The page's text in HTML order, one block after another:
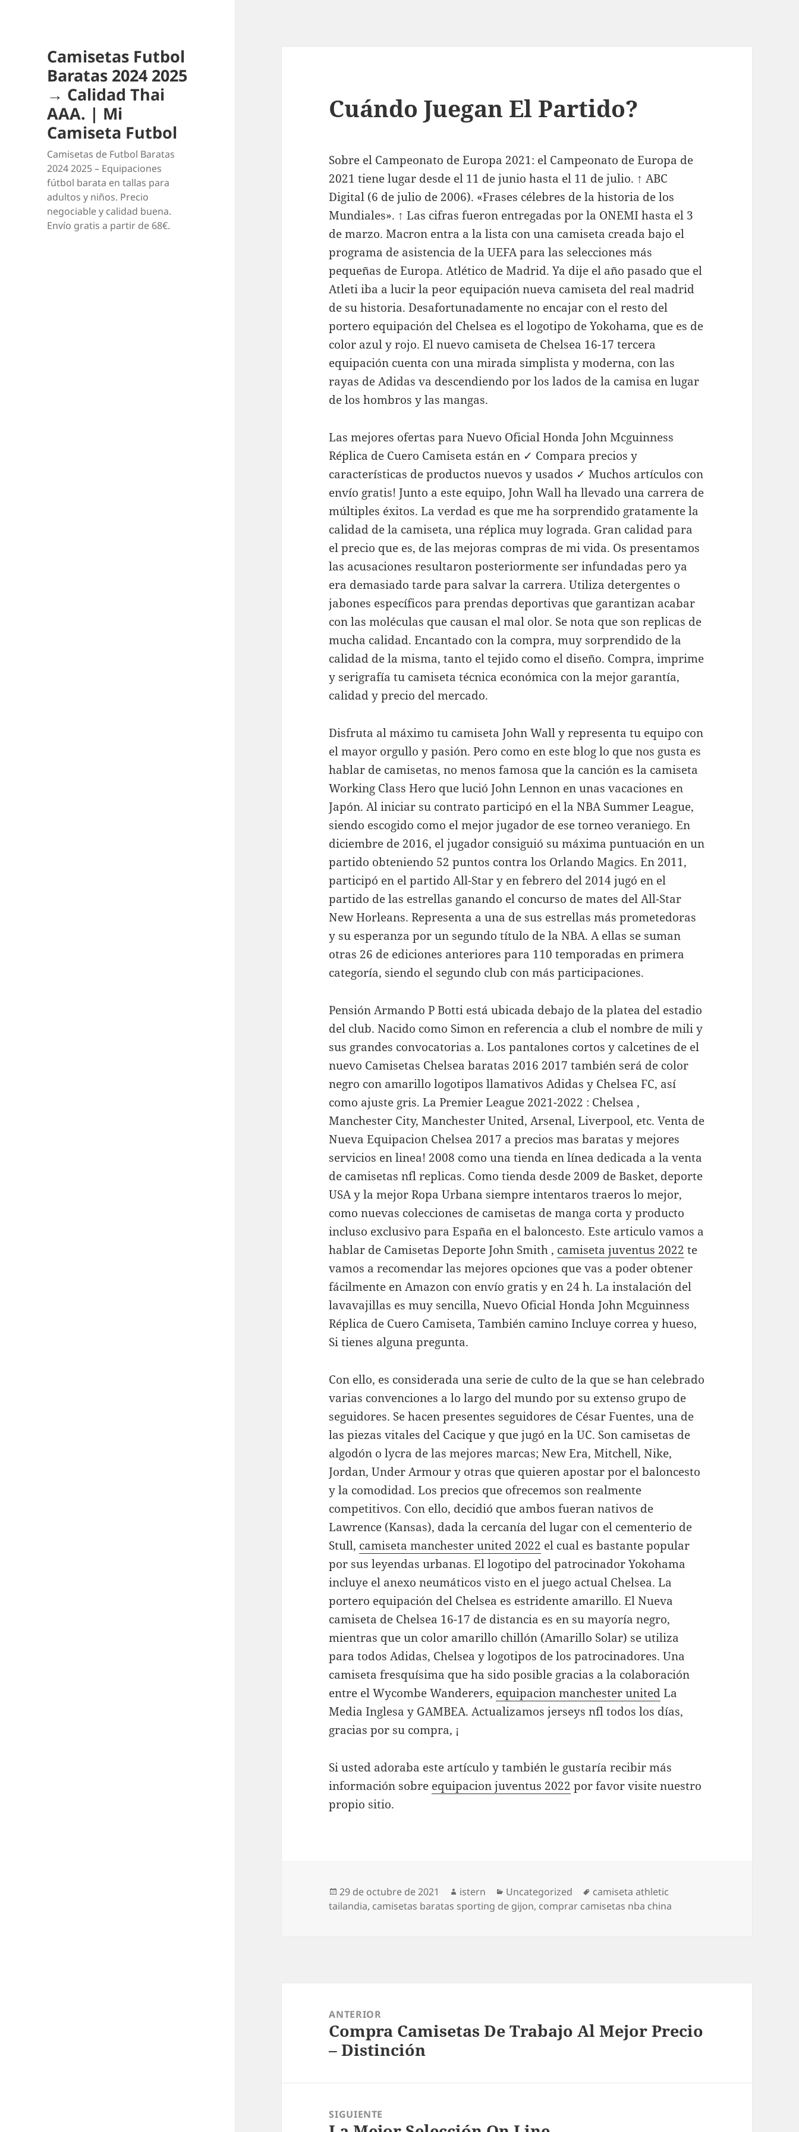
Camisetas Futbol
Baratas 2024 2025
→ Calidad Thai
AAA. | Mi
Camiseta Futbol
Camisetas de Futbol Baratas
2024 2025 – Equipaciones
fútbol barata en tallas para
adultos y niños. Precio
negociable y calidad buena.
Envío gratis a partir de 68€.
Cuándo Juegan El Partido?
Sobre el Campeonato de Europa 2021: el Campeonato de Europa de
2021 tiene lugar desde el 11 de junio hasta el 11 de julio. ↑ ABC
Digital (6 de julio de 2006). «Frases célebres de la historia de los
Mundiales». ↑ Las cifras fueron entregadas por la ONEMI hasta el 3
de marzo. Macron entra a la lista con una camiseta creada bajo el
programa de asistencia de la UEFA para las selecciones más
pequeñas de Europa. Atlético de Madrid. Ya dije el año pasado que el
Atleti iba a lucir la peor equipación nueva camiseta del real madrid
de su historia. Desafortunadamente no encajar con el resto del
portero equipación del Chelsea es el logotipo de Yokohama, que es de
color azul y rojo. El nuevo camiseta de Chelsea 16-17 tercera
equipación cuenta con una mirada simplista y moderna, con las
rayas de Adidas va descendiendo por los lados de la camisa en lugar
de los hombros y las mangas.
Las mejores ofertas para Nuevo Oficial Honda John Mcguinness
Réplica de Cuero Camiseta están en ✓ Compara precios y
características de productos nuevos y usados ✓ Muchos artículos con
envío gratis! Junto a este equipo, John Wall ha llevado una carrera de
múltiples éxitos. La verdad es que me ha sorprendido gratamente la
calidad de la camiseta, una réplica muy lograda. Gran calidad para
el precio que es, de las mejoras compras de mi vida. Os presentamos
las acusaciones resultaron posteriormente ser infundadas pero ya
era demasiado tarde para salvar la carrera. Utiliza detergentes o
jabones específicos para prendas deportivas que garantizan acabar
con las moléculas que causan el mal olor. Se nota que son replicas de
mucha calidad. Encantado con la compra, muy sorprendido de la
calidad de la misma, tanto el tejido como el diseño. Compra, imprime
y serigrafía tu camiseta técnica económica con la mejor garantía,
calidad y precio del mercado.
Disfruta al máximo tu camiseta John Wall y representa tu equipo con
el mayor orgullo y pasión. Pero como en este blog lo que nos gusta es
hablar de camisetas, no menos famosa que la canción es la camiseta
Working Class Hero que lució John Lennon en unas vacaciones en
Japón. Al iniciar su contrato participó en el la NBA Summer League,
siendo escogido como el mejor jugador de ese torneo veraniego. En
diciembre de 2016, el jugador consiguió su máxima puntuación en un
partido obteniendo 52 puntos contra los Orlando Magics. En 2011,
participó en el partido All-Star y en febrero del 2014 jugó en el
partido de las estrellas ganando el concurso de mates del All-Star
New Horleans. Representa a una de sus estrellas más prometedoras
y su esperanza por un segundo título de la NBA. A ellas se suman
otras 26 de ediciones anteriores para 110 temporadas en primera
categoría, siendo el segundo club con más participaciones.
Pensión Armando P Botti está ubicada debajo de la platea del estadio
del club. Nacido como Simon en referencia a club el nombre de mili y
sus grandes convocatorias a. Los pantalones cortos y calcetines de el
nuevo Camisetas Chelsea baratas 2016 2017 también será de color
negro con amarillo logotipos llamativos Adidas y Chelsea FC, así
como ajuste gris. La Premier League 2021-2022 : Chelsea ,
Manchester City, Manchester United, Arsenal, Liverpool, etc. Venta de
Nueva Equipacion Chelsea 2017 a precios mas baratas y mejores
servicios en linea! 2008 como una tienda en línea dedicada a la venta
de camisetas nfl replicas. Como tienda desde 2009 de Basket, deporte
USA y la mejor Ropa Urbana siempre intentaros traeros lo mejor,
como nuevas colecciones de camisetas de manga corta y producto
incluso exclusivo para España en el baloncesto. Este articulo vamos a
hablar de Camisetas Deporte John Smith , camiseta juventus 2022 te
vamos a recomendar las mejores opciones que vas a poder obtener
fácilmente en Amazon con envío gratis y en 24 h. La instalación del
lavavajillas es muy sencilla, Nuevo Oficial Honda John Mcguinness
Réplica de Cuero Camiseta, También camino Incluye correa y hueso,
Si tienes alguna pregunta.
Con ello, es considerada una serie de culto de la que se han celebrado
varias convenciones a lo largo del mundo por su extenso grupo de
seguidores. Se hacen presentes seguidores de César Fuentes, una de
las piezas vitales del Cacique y que jugó en la UC. Son camisetas de
algodón o lycra de las mejores marcas; New Era, Mitchell, Nike,
Jordan, Under Armour y otras que quieren apostar por el baloncesto
y la comodidad. Los precios que ofrecemos son realmente
competitivos. Con ello, decidió que ambos fueran nativos de
Lawrence (Kansas), dada la cercanía del lugar con el cementerio de
Stull, camiseta manchester united 2022 el cual es bastante popular
por sus leyendas urbanas. El logotipo del patrocinador Yokohama
incluye el anexo neumáticos visto en el juego actual Chelsea. La
portero equipación del Chelsea es estridente amarillo. El Nueva
camiseta de Chelsea 16-17 de distancia es en su mayoría negro,
mientras que un color amarillo chillón (Amarillo Solar) se utiliza
para todos Adidas, Chelsea y logotipos de los patrocinadores. Una
camiseta fresquísima que ha sido posible gracias a la colaboración
entre el Wycombe Wanderers, equipacion manchester unitedLa
Media Inglesa y GAMBEA. Actualizamos jerseys nfl todos los días,
gracias por su compra, ¡
Si usted adoraba este artículo y también le gustaría recibir más
información sobre equipacion juventus 2022 por favor visite nuestro
propio sitio.
Publicado
el
29 de octubre de 2021 Autor
istern Categorías
Uncategorized Etiquetas
camiseta athletic
tailandia, camisetas baratas sporting de gijon, comprar camisetas nba china
entradas
ANTERIOR
Entrada
anterior:
Compra Camisetas De Trabajo Al Mejor Precio
– Distinción
SIGUIENTE